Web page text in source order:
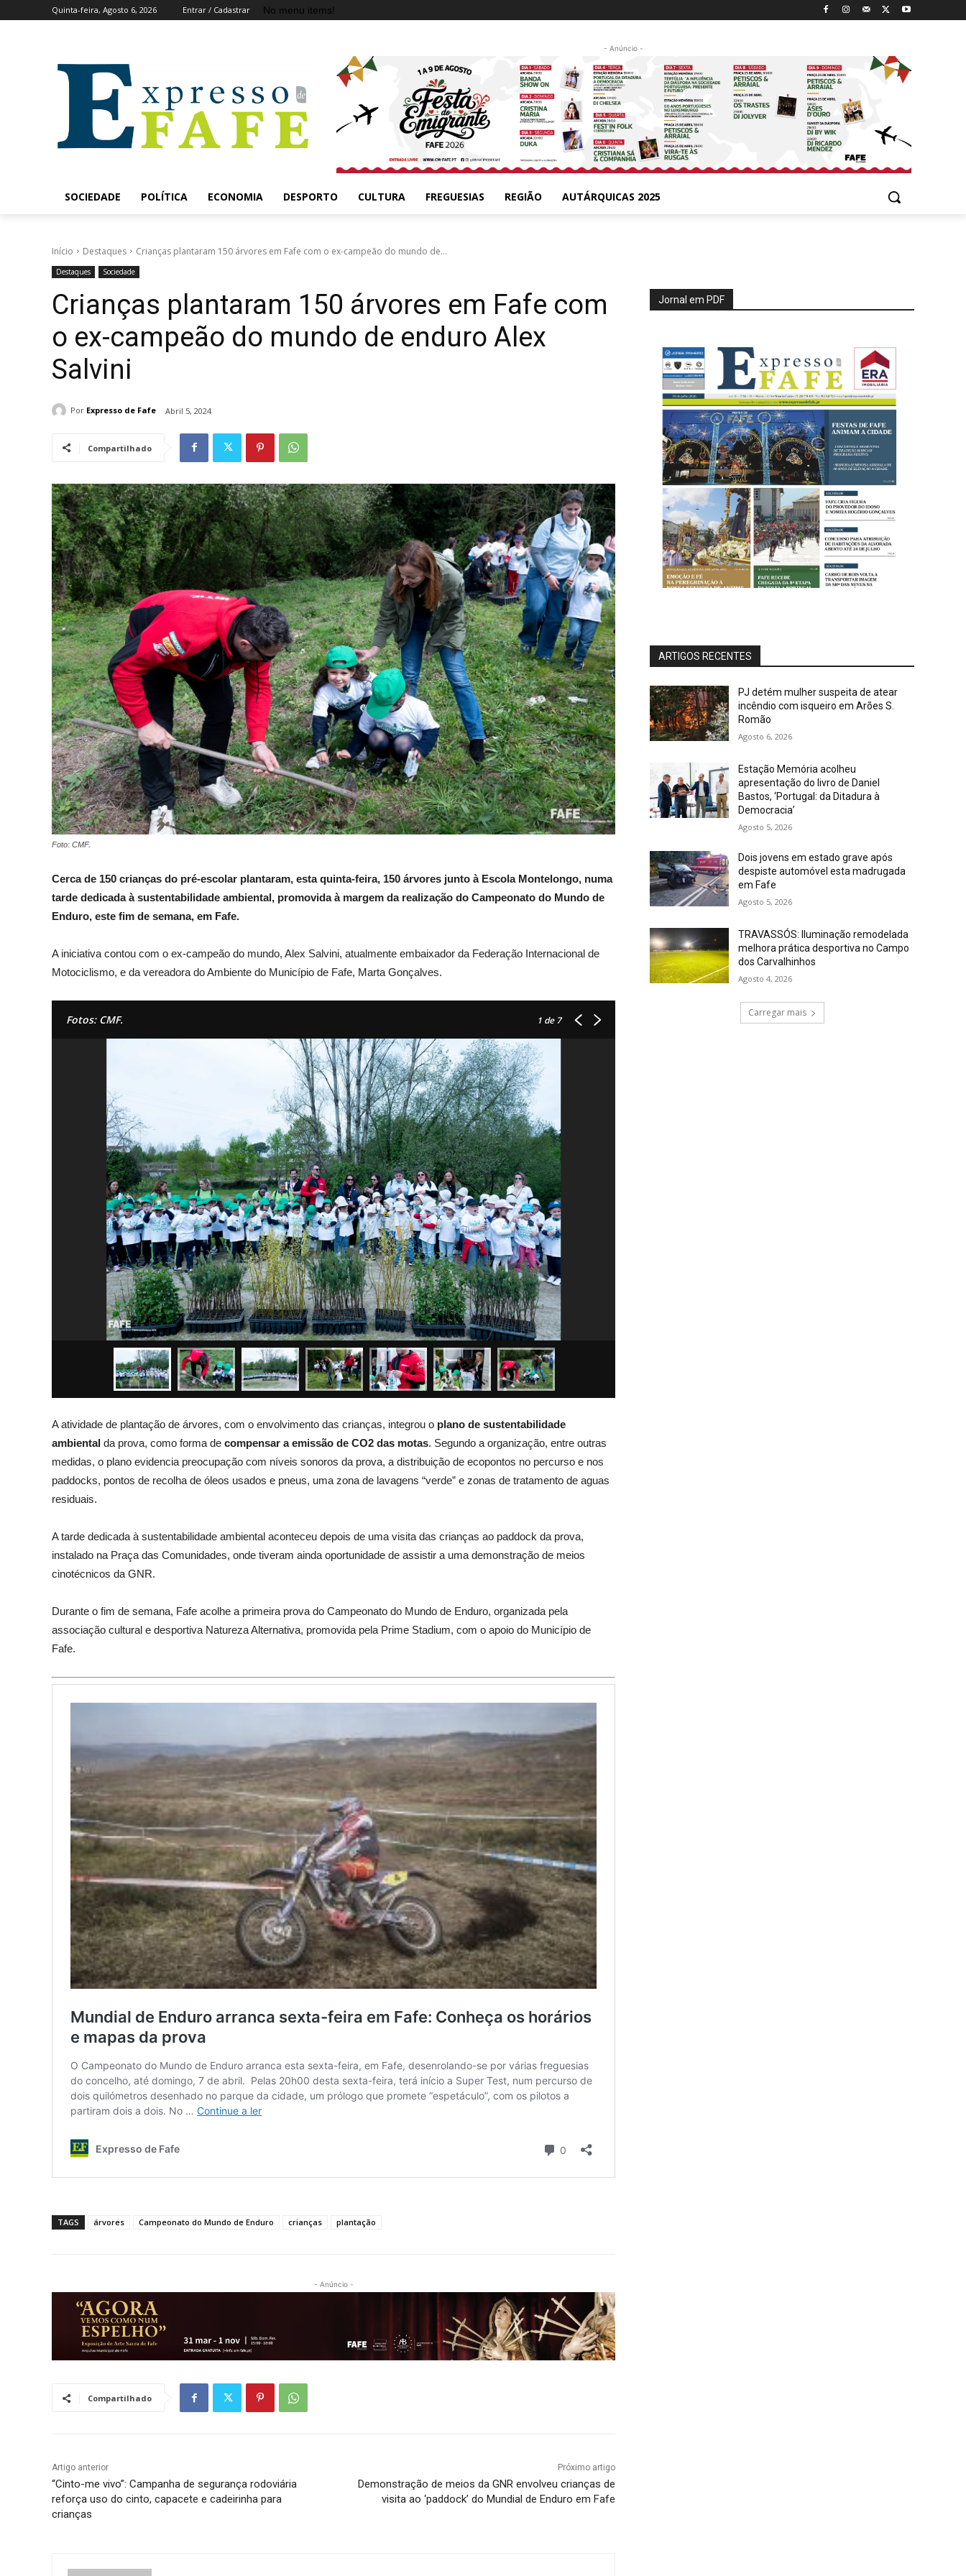
Quinta-feira, Agosto 6, 2026 Entrar / Cadastrar No menu items!
- Anúncio -
SOCIEDADE POLÍTICA ECONOMIA DESPORTO CULTURA FREGUESIAS REGIÃO AUTÁRQUICAS 2025
Início Destaques Crianças plantaram 150 árvores em Fafe com o ex-campeão do mundo de...
Destaques Sociedade
Crianças plantaram 150 árvores em Fafe com
o ex-campeão do mundo de enduro Alex
Salvini
Por Expresso de Fafe Abril 5, 2024
Compartilhado
Foto: CMF.
Cerca de 150 crianças do pré-escolar plantaram, esta quinta-feira, 150 árvores junto à Escola Montelongo, numa
tarde dedicada à sustentabilidade ambiental, promovida à margem da realização do Campeonato do Mundo de
Enduro, este fim de semana, em Fafe.
A iniciativa contou com o ex-campeão do mundo, Alex Salvini, atualmente embaixador da Federação Internacional de
Motociclismo, e da vereadora do Ambiente do Município de Fafe, Marta Gonçalves.
Fotos: CMF. 1 de 7
A atividade de plantação de árvores, com o envolvimento das crianças, integrou o plano de sustentabilidade
ambiental da prova, como forma de compensar a emissão de CO2 das motas. Segundo a organização, entre outras
medidas, o plano evidencia preocupação com níveis sonoros da prova, a distribuição de ecopontos no percurso e nos
paddocks, pontos de recolha de óleos usados e pneus, uma zona de lavagens “verde” e zonas de tratamento de aguas
residuais.
A tarde dedicada à sustentabilidade ambiental aconteceu depois de uma visita das crianças ao paddock da prova,
instalado na Praça das Comunidades, onde tiveram ainda oportunidade de assistir a uma demonstração de meios
cinotécnicos da GNR.
Durante o fim de semana, Fafe acolhe a primeira prova do Campeonato do Mundo de Enduro, organizada pela
associação cultural e desportiva Natureza Alternativa, promovida pela Prime Stadium, com o apoio do Município de
Fafe.
TAGS árvores Campeonato do Mundo de Enduro crianças plantação
- Anúncio -
Compartilhado
Artigo anterior
“Cinto-me vivo”: Campanha de segurança rodoviária
reforça uso do cinto, capacete e cadeirinha para
crianças
Próximo artigo
Demonstração de meios da GNR envolveu crianças de
visita ao ‘paddock’ do Mundial de Enduro em Fafe
Jornal em PDF
ARTIGOS RECENTES
PJ detém mulher suspeita de atear
incêndio com isqueiro em Arões S.
Romão
Agosto 6, 2026
Estação Memória acolheu
apresentação do livro de Daniel
Bastos, ‘Portugal: da Ditadura à
Democracia’
Agosto 5, 2026
Dois jovens em estado grave após
despiste automóvel esta madrugada
em Fafe
Agosto 5, 2026
TRAVASSÓS: Iluminação remodelada
melhora prática desportiva no Campo
dos Carvalhinhos
Agosto 4, 2026
Carregar mais